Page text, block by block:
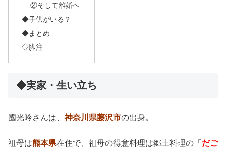
②そして離婚へ
◆子供がいる？
◆まとめ
◇脚注
◆実家・生い立ち
國光吟さんは、神奈川県藤沢市の出身。
祖母は熊本県在住で、祖母の得意料理は郷土料理の「 だご